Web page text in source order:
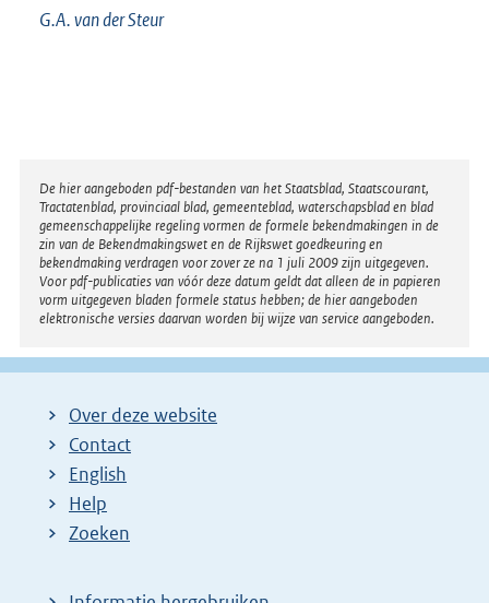
G.A. van derSteur
Disclaimer
De hier aangeboden pdf-bestanden van het Staatsblad, Staatscourant,
Tractatenblad, provinciaal blad, gemeenteblad, waterschapsblad en blad
gemeenschappelijke regeling vormen de formele bekendmakingen in de
zin van de Bekendmakingswet en de Rijkswet goedkeuring en
bekendmaking verdragen voor zover ze na 1 juli 2009 zijn uitgegeven.
Voor pdf-publicaties van vóór deze datum geldt dat alleen de in papieren
vorm uitgegeven bladen formele status hebben; de hier aangeboden
elektronische versies daarvan worden bij wijze van service aangeboden.
Over deze website
Contact
English
Help
Zoeken